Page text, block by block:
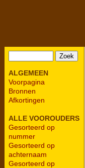
ALGEMEEN
Voorpagina
Bronnen
Afkortingen
ALLE VOOROUDERS
Gesorteerd op
nummer
Gesorteerd op
achternaam
Gesorteerd op